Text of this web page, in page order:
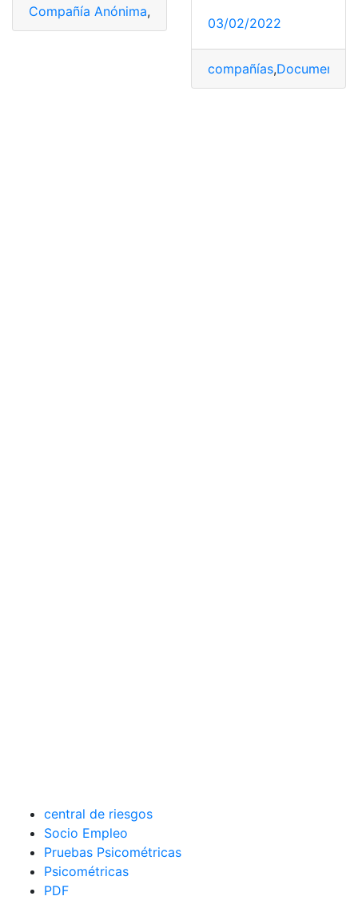
Compañía Anónima,
03/02/2022
compañías,Documentos
central de riesgos
Socio Empleo
Pruebas Psicométricas
Psicométricas
PDF